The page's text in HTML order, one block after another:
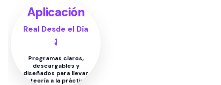
Aplicación
Real Desde el Día
1
Programas claros,
descargables y
diseñados para llevar
la teoría a la práctica